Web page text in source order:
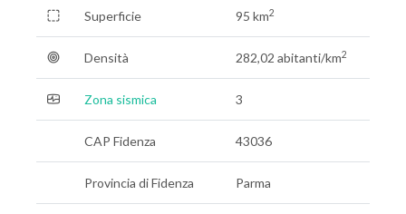
Superficie 95 km2
Densità 282,02 abitanti/km2
Zona sismica 3
CAP Fidenza 43036
Provincia di Fidenza Parma